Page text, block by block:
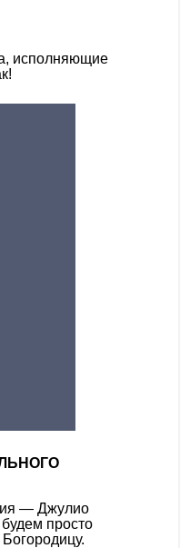
исполняющие
— Джулио
просто